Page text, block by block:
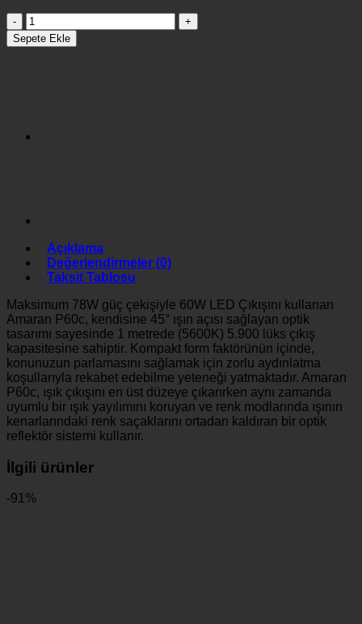
AMARAN
P60C
RGB
Sepete Ekle
Açıklama
Değerlendirmeler (0)
Taksit Tablosu
Maksimum 78W güç çekişiyle 60W LED Çıkışını kullanan
Amaran P60c, kendisine 45° ışın açısı sağlayan optik
tasarımı sayesinde 1 metrede (5600K) 5.900 lüks çıkış
kapasitesine sahiptir. Kompakt form faktörünün içinde,
konunuzun parlamasını sağlamak için zorlu aydınlatma
koşullarıyla rekabet edebilme yeteneği yatmaktadır. Amaran
P60c, ışık çıkışını en üst düzeye çıkarırken aynı zamanda
uyumlu bir ışık yayılımını koruyan ve renk modlarında ışının
kenarlarındaki renk saçaklarını ortadan kaldıran bir optik
reflektör sistemi kullanır.
İlgili ürünler
-91%